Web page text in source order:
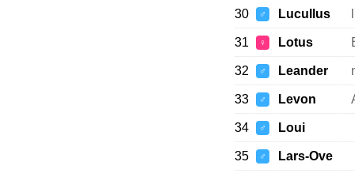
30 ♂ Lucullus
31 ♀ Lotus
32 ♂ Leander
33 ♂ Levon
34 ♂ Loui
35 ♂ Lars-Ove